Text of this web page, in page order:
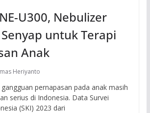
U300, Nebulizer
untuk Terapi
Anak
Heriyanto
gangguan pernapasan pada anak masih
serius di Indonesia. Data Survei
(SKI) 2023 dari